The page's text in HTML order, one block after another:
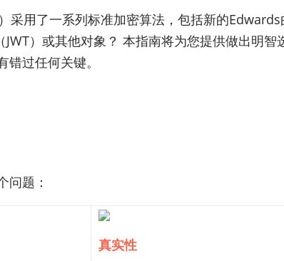
采用了一系列标准加密算法，包括新的
）或其他对象？ 本指南将为您提供做出明
过任何关键。
问题：
真实性